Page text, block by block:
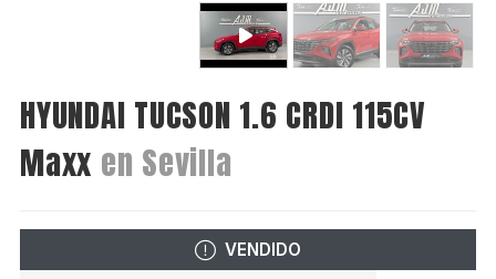
HYUNDAI TUCSON 1.6 CRDI 115CV
Maxx en Sevilla
VENDIDO